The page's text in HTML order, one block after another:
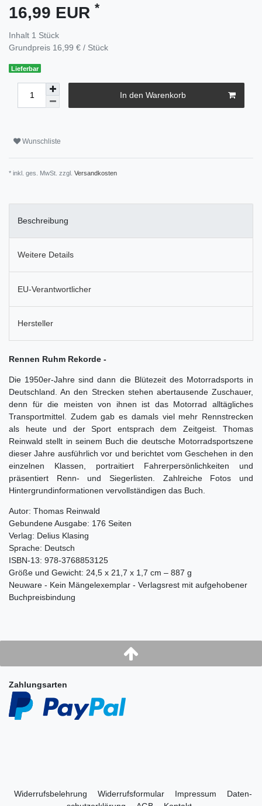
16,99 EUR *
Inhalt 1 Stück
Grundpreis 16,99 € / Stück
Lieferbar
In den Warenkorb
Wunschliste
* inkl. ges. MwSt. zzgl. Versandkosten
Beschreibung
Weitere Details
EU-Verantwortlicher
Hersteller
Rennen Ruhm Rekorde -
Die 1950er-Jahre sind dann die Blütezeit des Motorradsports in
Deutschland. An den Strecken stehen abertausende Zuschauer,
denn für die meisten von ihnen ist das Motorrad alltägliches
Transportmittel. Zudem gab es damals viel mehr Rennstrecken
als heute und der Sport entsprach dem Zeitgeist. Thomas
Reinwald stellt in seinem Buch die deutsche Motorradsportszene
dieser Jahre ausführlich vor und berichtet vom Geschehen in den
einzelnen Klassen, portraitiert Fahrerpersönlichkeiten und
präsentiert Renn- und Siegerlisten. Zahlreiche Fotos und
Hintergrundinformationen vervollständigen das Buch.
Autor: Thomas Reinwald
Gebundene Ausgabe: 176 Seiten
Verlag: Delius Klasing
Sprache: Deutsch
ISBN-13: 978-3768853125
Größe und Gewicht: 24,5 x 21,7 x 1,7 cm – 887 g
Neuware - Kein Mängelexemplar - Verlagsrest mit aufgehobener
Buchpreisbindung
Zahlungsarten
Widerrufs­belehrung Widerrufs­formular Impressum
Daten­